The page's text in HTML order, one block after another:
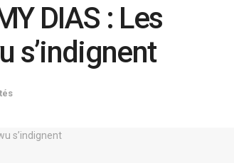
DIAS : Les
s’indignent